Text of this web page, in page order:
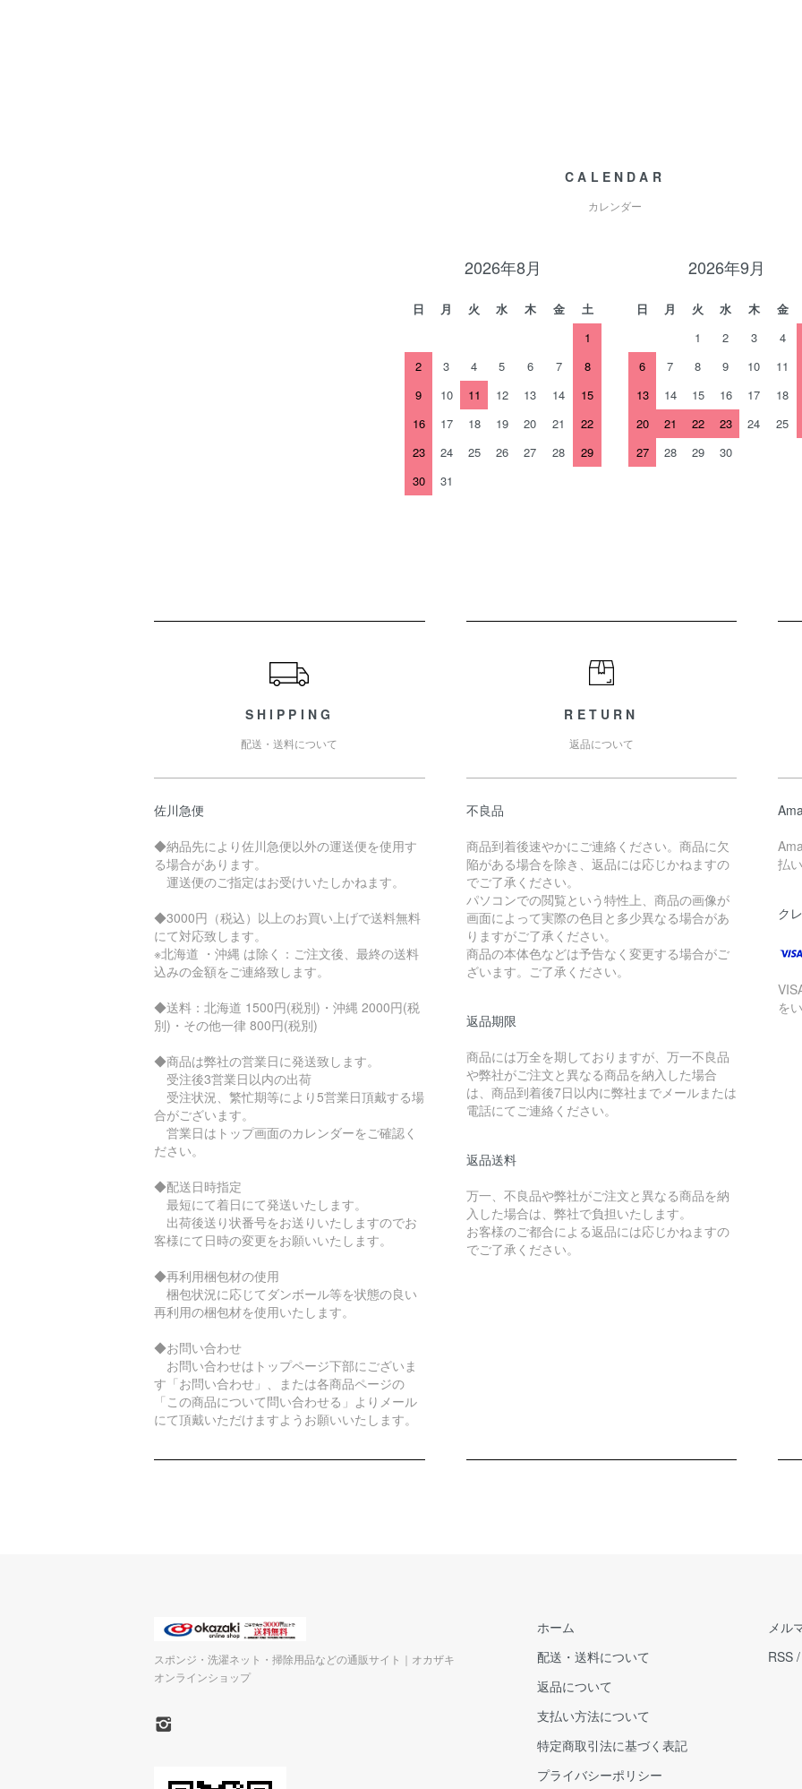
CALENDAR
カレンダー
2026年8月
日 月 火 水 木 金
土
1
2
3 4 5 6 7
8
9
10 11 12 13 14
15
16
17 18 19 20 21
22
23
24 25 26 27 28
29
30
31
2026年9月
日 月 火 水 木 金
1
2 3 4
6
7 8 9 10 11
13
14 15 16 17 18
20
21 22 23 24 25
27
28 29 30
SHIPPING
配送・送料について
佐川急便
◆納品先により佐川急便以外の運送便を使用す
る場合があります。
運送便のご指定はお受けいたしかねます。
◆3000円（税込）以上のお買い上げで送料無料
にて対応致します。
※北海道 ・沖縄 は除く：ご注文後、最終の送料
込みの金額をご連絡致します。
◆送料：北海道 1500円(税別)・沖縄 2000円(税
別)・その他一律 800円(税別)
◆商品は弊社の営業日に発送致します。
受注後3営業日以内の出荷
受注状況、繁忙期等により5営業日頂戴する場
合がございます。
営業日はトップ画面のカレンダーをご確認く
ださい。
◆配送日時指定
最短にて着日にて発送いたします。
出荷後送り状番号をお送りいたしますのでお
客様にて日時の変更をお願いいたします。
◆再利用梱包材の使用
梱包状況に応じてダンボール等を状態の良い
再利用の梱包材を使用いたします。
◆お問い合わせ
お問い合わせはトップページ下部にございま
す「お問い合わせ」、または各商品ページの
「この商品について問い合わせる」よりメール
にて頂戴いただけますようお願いいたします。
RETURN
返品について
不良品
商品到着後速やかにご連絡ください。商品に欠
陥がある場合を除き、返品には応じかねますの
でご了承ください。
パソコンでの閲覧という特性上、商品の画像が
画面によって実際の色目と多少異なる場合があ
りますがご了承ください。
商品の本体色などは予告なく変更する場合がご
ざいます。ご了承ください。
返品期限
商品には万全を期しておりますが、万一不良品
や弊社がご注文と異なる商品を納入した場合
は、商品到着後7日以内に弊社までメールまたは
電話にてご連絡ください。
返品送料
万一、不良品や弊社がご注文と異なる商品を納
入した場合は、弊社で負担いたします。
お客様のご都合による返品には応じかねますの
でご了承ください。
払
ク
を
スポンジ・洗濯ネット・掃除用品などの通販サイト｜オカザキ
オンラインショップ
ホーム
配送・送料について
返品について
支払い方法について
特定商取引法に基づく表記
プライバシーポリシー
メル
RSS /